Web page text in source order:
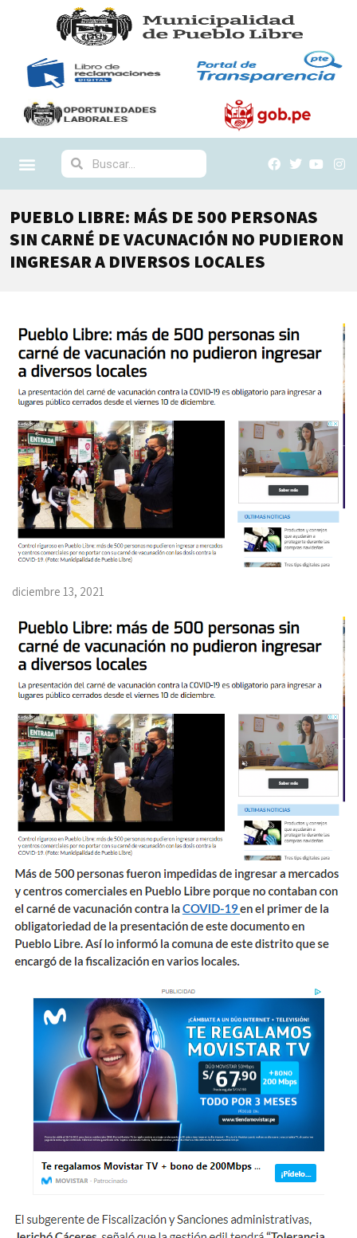
PUEBLO LIBRE: MÁS DE 500 PERSONAS
SIN CARNÉ DE VACUNACIÓN NO PUDIERON
INGRESAR A DIVERSOS LOCALES
diciembre 13, 2021